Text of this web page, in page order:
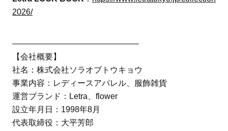
2026/
———————————————–
【会社概要】
社名：株式会社ソラオブトウキョウ
事業内容：レディースアパレル、服飾雑貨
運営ブランド：Letra、flower
設立年月日：1998年8月
代表取締役：大平芳郎